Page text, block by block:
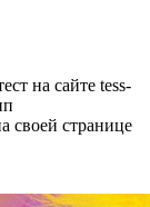
на сайте tess-
своей странице